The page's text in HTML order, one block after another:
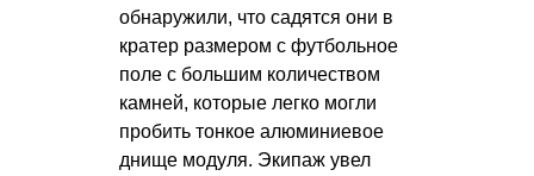
обнаружили, что садятся они в
кратер размером с футбольное
поле с большим количеством
камней, которые легко могли
пробить тонкое алюминиевое
днище модуля. Экипаж увел